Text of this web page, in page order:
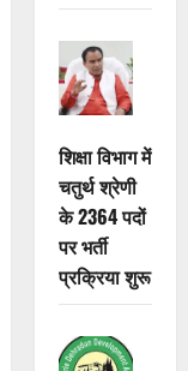
शिक्षा विभाग में
चतुर्थ श्रेणी
के 2364 पदों
पर भर्ती
प्रक्रिया शुरू